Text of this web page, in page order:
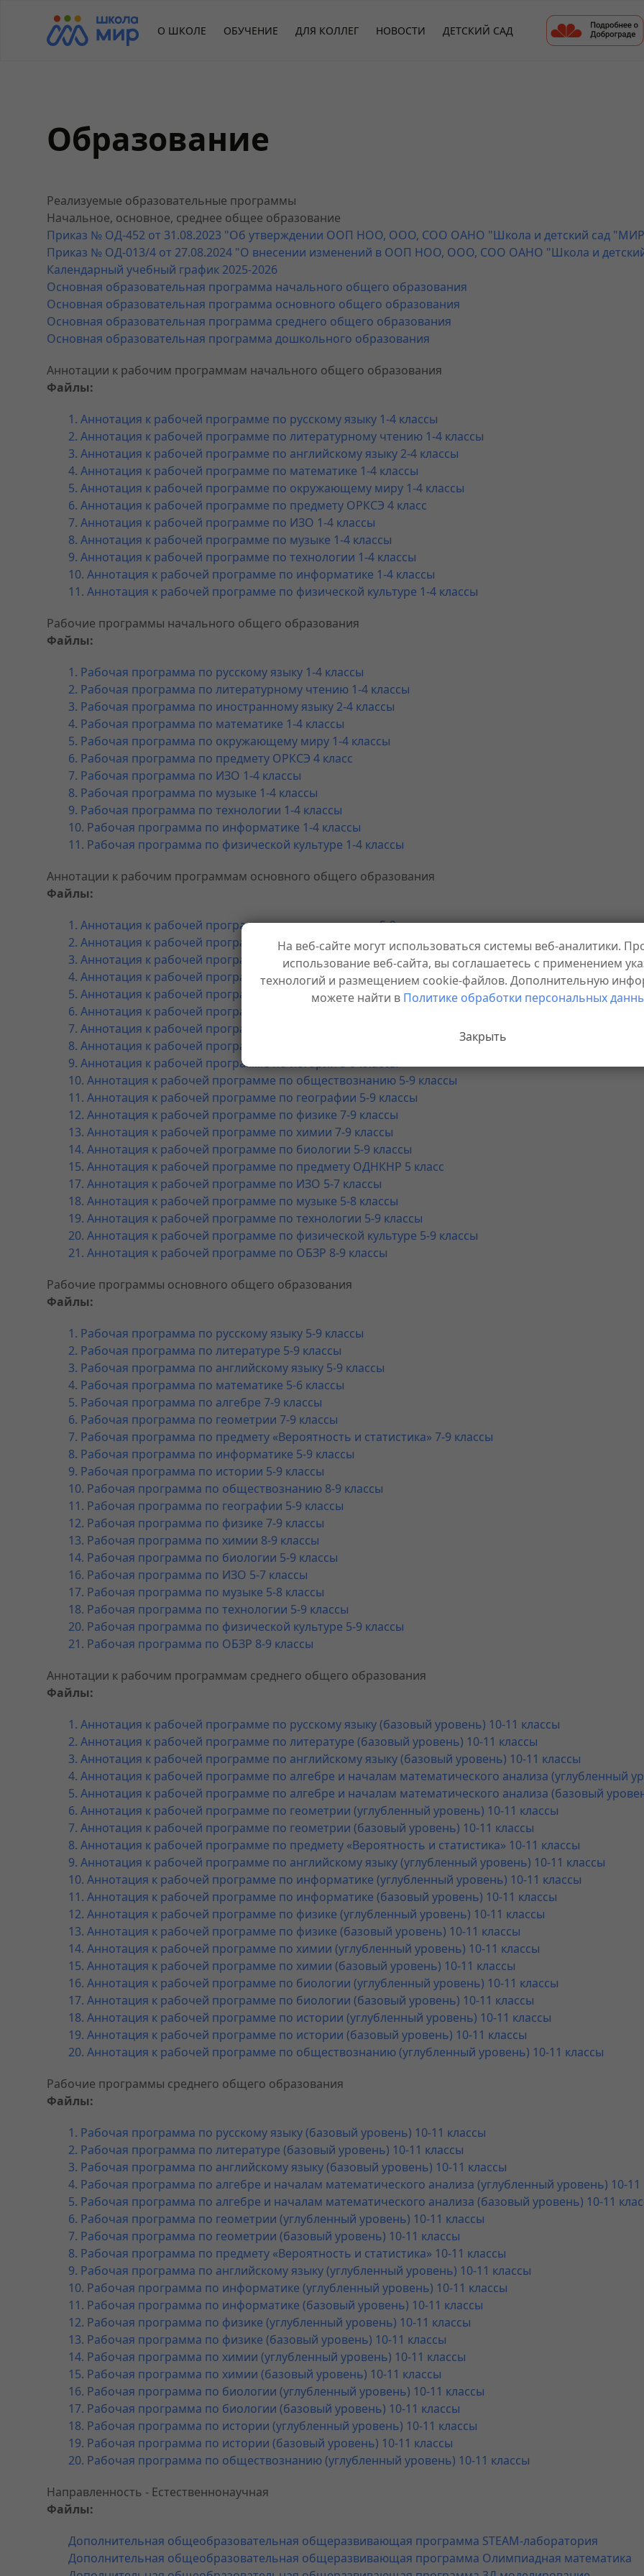
О ШКОЛЕ ОБУЧЕНИЕ ДЛЯ КОЛЛЕГ НОВОСТИ ДЕТСКИЙ САД
Образование
Реализуемые образовательные программы
Начальное, основное, среднее общее образование
Приказ № ОД-452 от 31.08.2023 "Об утверждении ООП НОО, ООО, СОО ОАНО "Школа и детский сад
Приказ № ОД-013/4 от 27.08.2024 "О внесении изменений в ООП НОО, ООО, СОО ОАНО "Школа и
Календарный учебный график 2025-2026
Основная образовательная программа начального общего образования
Основная образовательная программа основного общего образования
Основная образовательная программа среднего общего образования
Основная образовательная программа дошкольного образования
Аннотации к рабочим программам начального общего образования
Файлы:
1. Аннотация к рабочей программе по русскому языку 1-4 классы
2. Аннотация к рабочей программе по литературному чтению 1-4 классы
3. Аннотация к рабочей программе по английскому языку 2-4 классы
4. Аннотация к рабочей программе по математике 1-4 классы
5. Аннотация к рабочей программе по окружающему миру 1-4 классы
6. Аннотация к рабочей программе по предмету ОРКСЭ 4 класс
7. Аннотация к рабочей программе по ИЗО 1-4 классы
8. Аннотация к рабочей программе по музыке 1-4 классы
9. Аннотация к рабочей программе по технологии 1-4 классы
10. Аннотация к рабочей программе по информатике 1-4 классы
11. Аннотация к рабочей программе по физической культуре 1-4 классы
Рабочие программы начального общего образования
Файлы:
1. Рабочая программа по русскому языку 1-4 классы
2. Рабочая программа по литературному чтению 1-4 классы
3. Рабочая программа по иностранному языку 2-4 классы
4. Рабочая программа по математике 1-4 классы
5. Рабочая программа по окружающему миру 1-4 классы
6. Рабочая программа по предмету ОРКСЭ 4 класс
7. Рабочая программа по ИЗО 1-4 классы
8. Рабочая программа по музыке 1-4 классы
9. Рабочая программа по технологии 1-4 классы
10. Рабочая программа по информатике 1-4 классы
11. Рабочая программа по физической культуре 1-4 классы
Аннотации к рабочим программам основного общего образования
Файлы:
1. Аннотация к рабочей программе по русскому языку 5-9 классы
2. Аннотация к рабочей программе по литературе 5-9 классы
3. Аннотация к рабочей программе по иностранному языку 5-9 классы
4. Аннотация к рабочей программе по математике 5-6 классы
5. Аннотация к рабочей программе по алгебре 7-9 классы
6. Аннотация к рабочей программе по геометрии 7-9 классы
7. Аннотация к рабочей программе по предмету «Вероятность и статистика» 7-9 классы
8. Аннотация к рабочей программе по информатике 5-9 классы
9. Аннотация к рабочей программе по истории 5-9 классы
10. Аннотация к рабочей программе по обществознанию 5-9 классы
11. Аннотация к рабочей программе по географии 5-9 классы
12. Аннотация к рабочей программе по физике 7-9 классы
13. Аннотация к рабочей программе по химии 7-9 классы
14. Аннотация к рабочей программе по биологии 5-9 классы
15. Аннотация к рабочей программе по предмету ОДНКНР 5 класс
17. Аннотация к рабочей программе по ИЗО 5-7 классы
18. Аннотация к рабочей программе по музыке 5-8 классы
19. Аннотация к рабочей программе по технологии 5-9 классы
20. Аннотация к рабочей программе по физической культуре 5-9 классы
21. Аннотация к рабочей программе по ОБЗР 8-9 классы
Рабочие программы основного общего образования
Файлы:
1. Рабочая программа по русскому языку 5-9 классы
2. Рабочая программа по литературе 5-9 классы
3. Рабочая программа по английскому языку 5-9 классы
4. Рабочая программа по математике 5-6 классы
5. Рабочая программа по алгебре 7-9 классы
6. Рабочая программа по геометрии 7-9 классы
7. Рабочая программа по предмету «Вероятность и статистика» 7-9 классы
8. Рабочая программа по информатике 5-9 классы
9. Рабочая программа по истории 5-9 классы
10. Рабочая программа по обществознанию 8-9 классы
11. Рабочая программа по географии 5-9 классы
12. Рабочая программа по физике 7-9 классы
13. Рабочая программа по химии 8-9 классы
14. Рабочая программа по биологии 5-9 классы
16. Рабочая программа по ИЗО 5-7 классы
17. Рабочая программа по музыке 5-8 классы
18. Рабочая программа по технологии 5-9 классы
20. Рабочая программа по физической культуре 5-9 классы
21. Рабочая программа по ОБЗР 8-9 классы
Аннотации к рабочим программам среднего общего образования
Файлы:
1. Аннотация к рабочей программе по русскому языку (базовый уровень) 10-11 классы
2. Аннотация к рабочей программе по литературе (базовый уровень) 10-11 классы
3. Аннотация к рабочей программе по английскому языку (базовый уровень) 10-11 классы
4. Аннотация к рабочей программе по алгебре и началам математического анализа (углубленный
5. Аннотация к рабочей программе по алгебре и началам математического анализа (базовый
6. Аннотация к рабочей программе по геометрии (углубленный уровень) 10-11 классы
7. Аннотация к рабочей программе по геометрии (базовый уровень) 10-11 классы
8. Аннотация к рабочей программе по предмету «Вероятность и статистика» 10-11 классы
9. Аннотация к рабочей программе по английскому языку (углубленный уровень) 10-11 классы
10. Аннотация к рабочей программе по информатике (углубленный уровень) 10-11 классы
11. Аннотация к рабочей программе по информатике (базовый уровень) 10-11 классы
12. Аннотация к рабочей программе по физике (углубленный уровень) 10-11 классы
13. Аннотация к рабочей программе по физике (базовый уровень) 10-11 классы
14. Аннотация к рабочей программе по химии (углубленный уровень) 10-11 классы
15. Аннотация к рабочей программе по химии (базовый уровень) 10-11 классы
16. Аннотация к рабочей программе по биологии (углубленный уровень) 10-11 классы
17. Аннотация к рабочей программе по биологии (базовый уровень) 10-11 классы
18. Аннотация к рабочей программе по истории (углубленный уровень) 10-11 классы
19. Аннотация к рабочей программе по истории (базовый уровень) 10-11 классы
20. Аннотация к рабочей программе по обществознанию (углубленный уровень) 10-11 классы
Рабочие программы среднего общего образования
Файлы:
1. Рабочая программа по русскому языку (базовый уровень) 10-11 классы
2. Рабочая программа по литературе (базовый уровень) 10-11 классы
3. Рабочая программа по английскому языку (базовый уровень) 10-11 классы
4. Рабочая программа по алгебре и началам математического анализа (углубленный уровень) 10-11
5. Рабочая программа по алгебре и началам математического анализа (базовый уровень) 10-11
6. Рабочая программа по геометрии (углубленный уровень) 10-11 классы
7. Рабочая программа по геометрии (базовый уровень) 10-11 классы
8. Рабочая программа по предмету «Вероятность и статистика» 10-11 классы
9. Рабочая программа по английскому языку (углубленный уровень) 10-11 классы
10. Рабочая программа по информатике (углубленный уровень) 10-11 классы
11. Рабочая программа по информатике (базовый уровень) 10-11 классы
12. Рабочая программа по физике (углубленный уровень) 10-11 классы
13. Рабочая программа по физике (базовый уровень) 10-11 классы
14. Рабочая программа по химии (углубленный уровень) 10-11 классы
15. Рабочая программа по химии (базовый уровень) 10-11 классы
16. Рабочая программа по биологии (углубленный уровень) 10-11 классы
17. Рабочая программа по биологии (базовый уровень) 10-11 классы
18. Рабочая программа по истории (углубленный уровень) 10-11 классы
19. Рабочая программа по истории (базовый уровень) 10-11 классы
20. Рабочая программа по обществознанию (углубленный уровень) 10-11 классы
Направленность - Естественнонаучная
Файлы:
Дополнительная общеобразовательная общеразвивающая программа STEAM-лаборатория
Дополнительная общеобразовательная общеразвивающая программа Олимпиадная математика
На веб-сайте могут использоваться системы веб-аналитики.
использование веб-сайта, вы соглашаетесь с применением
технологий и размещением cookie-файлов. Дополнительную
можете найти в Политике обработки персональных
Закрыть